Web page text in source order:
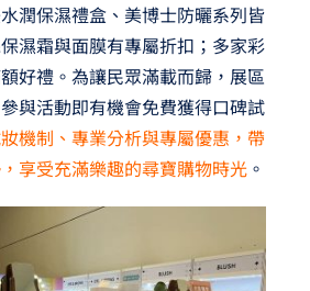
潤保濕禮盒、美博士防曬系列皆
濕霜與面膜有專屬折扣；多家彩
好禮。為讓民眾滿載而歸，展區
與活動即有機會免費獲得口碑試
機制、專業分析與專屬優惠，帶
享受充滿樂趣的尋寶購物時光。